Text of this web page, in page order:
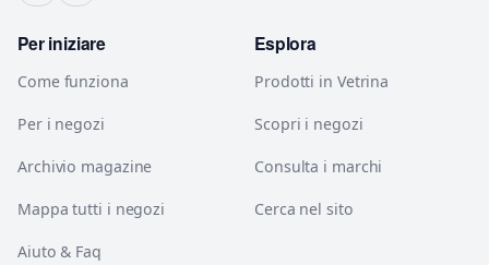
Per iniziare
Come funziona
Per i negozi
Archivio magazine
Mappa tutti i negozi
Aiuto & Faq
Esplora
Prodotti in Vetrina
Scopri i negozi
Consulta i marchi
Cerca nel sito